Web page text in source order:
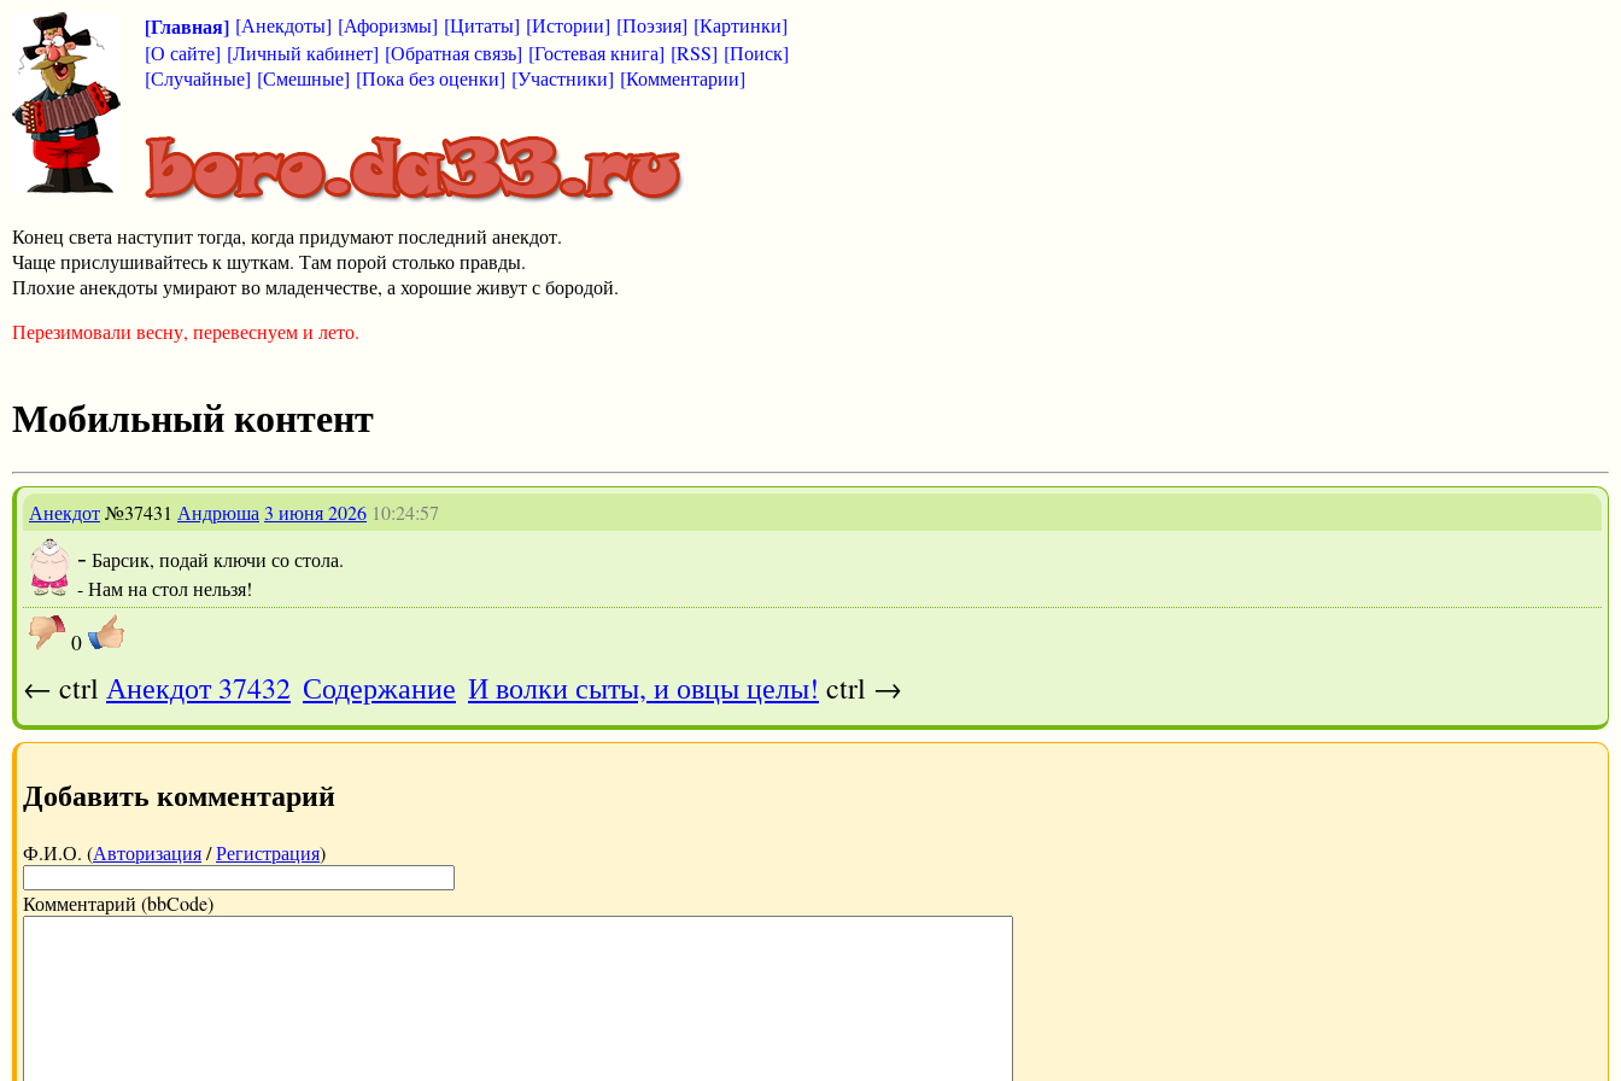
[Главная] [Анекдоты] [Афоризмы] [Цитаты] [Истории] [Поэзия] [Картинки]
[О сайте] [Личный кабинет] [Обратная связь] [Гостевая книга] [RSS] [Поиск]
[Случайные] [Смешные] [Пока без оценки] [Участники] [Комментарии]
Конец света наступит тогда, когда придумают последний анекдот.
Чаще прислушивайтесь к шуткам. Там порой столько правды.
Плохие анекдоты умирают во младенчестве, а хорошие живут с бородой.
Перезимовали весну, перевеснуем и лето.
Мобильный контент
Анекдот№37431 Андрюша 3 июня 2026 10:24:57
- Барсик, подай ключи со стола.
- Нам на стол нельзя!
0
← ctrl Анекдот 37432 Содержание И волки сыты, и овцы целы! ctrl →
Добавить комментарий
Ф.И.О. (Авторизация/Регистрация)
Комментарий (bbCode)